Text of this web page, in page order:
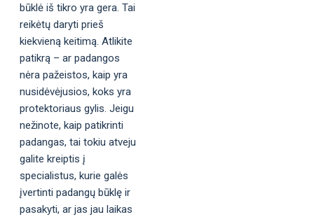
būklė iš tikro yra gera. Tai
reikėtų daryti prieš
kiekvieną keitimą. Atlikite
patikrą – ar padangos
nėra pažeistos, kaip yra
nusidėvėjusios, koks yra
protektoriaus gylis. Jeigu
nežinote, kaip patikrinti
padangas, tai tokiu atveju
galite kreiptis į
specialistus, kurie galės
įvertinti padangų būklę ir
pasakyti, ar jas jau laikas